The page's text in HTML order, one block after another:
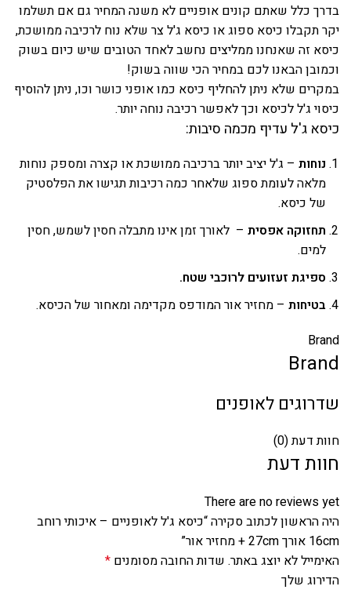
בדרך כלל שאתם קונים אופניים לא משנה המחיר גם אם תשלמו
יקר תקבלו כיסא ספוג או כיסא ג'ל צר שלא נוח לרכיבה ממושכת,
כיסא זה שאנחנו ממליצים נחשב לאחד הטובים שיש כיום בשוק
וכמובן הבאנו לכם במחיר הכי שווה בשוק!
במקרים שלא ניתן להחליף כיסא כמו אופני כושר וכו, ניתן להוסיף
כיסוי ג'ל לכיסא וכך לאפשר רכיבה נוחה יותר.
כיסא ג'ל עדיף מכמה סיבות:
נוחות – ג'ל יציב יותר ברכיבה ממושכת או קצרה ומספק נוחות
מלאה לעומת ספוג שלאחר כמה רכיבות תגישו את הפלסטיק
של כיסא.
תחזוקה אפסית – לאורך זמן אינו מתבלה חסין לשמש, חסין
למים.
ספיגת זעזועים לרוכבי שטח.
בטיחות – מחזיר אור המודפס מקדימה ומאחור של הכיסא.
Brand
Brand
שדרוגים לאופנים
חוות דעת (0)
חוות דעת
There are no reviews yet
היה הראשון לכתוב סקירה “כיסא ג'ל לאופניים – איכותי רוחב
16cm אורך 27cm + מחזיר אור”
האימייל לא יוצג באתר. שדות החובה מסומנים *
הדירוג שלך